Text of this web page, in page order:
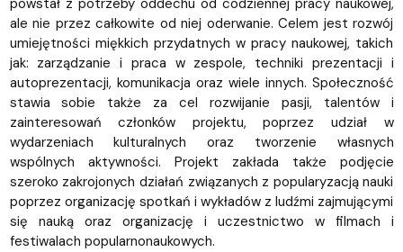
powstał z potrzeby oddechu od codziennej pracy naukowej,
ale nie przez całkowite od niej oderwanie. Celem jest rozwój
umiejętności miękkich przydatnych w pracy naukowej, takich
jak: zarządzanie i praca w zespole, techniki prezentacji i
autoprezentacji, komunikacja oraz wiele innych. Społeczność
stawia sobie także za cel rozwijanie pasji, talentów i
zainteresowań członków projektu, poprzez udział w
wydarzeniach kulturalnych oraz tworzenie własnych
wspólnych aktywności. Projekt zakłada także podjęcie
szeroko zakrojonych działań związanych z popularyzacją nauki
poprzez organizację spotkań i wykładów z ludźmi zajmującymi
się nauką oraz organizację i uczestnictwo w filmach i
festiwalach popularnonaukowych.